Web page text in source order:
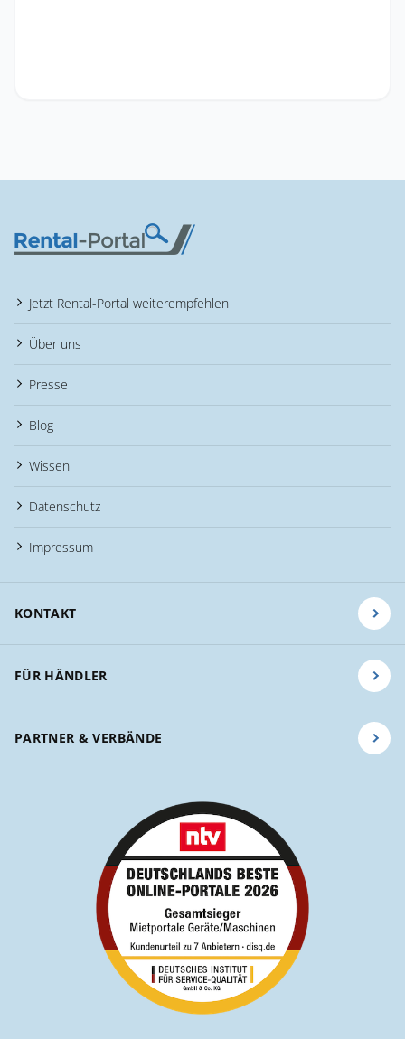
Jetzt Rental-Portal weiterempfehlen
Über uns
Presse
Blog
Wissen
Datenschutz
Impressum
KONTAKT
FÜR HÄNDLER
PARTNER & VERBÄNDE